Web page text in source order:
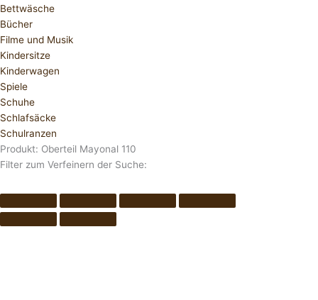
Bettwäsche
Bücher
Filme und Musik
Kindersitze
Kinderwagen
Spiele
Schuhe
Schlafsäcke
Schulranzen
Produkt: Oberteil Mayonal 110
Filter zum Verfeinern der Suche: